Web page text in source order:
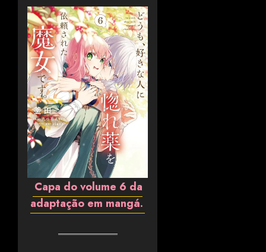
Capa do volume 6 da
adaptação em mangá.